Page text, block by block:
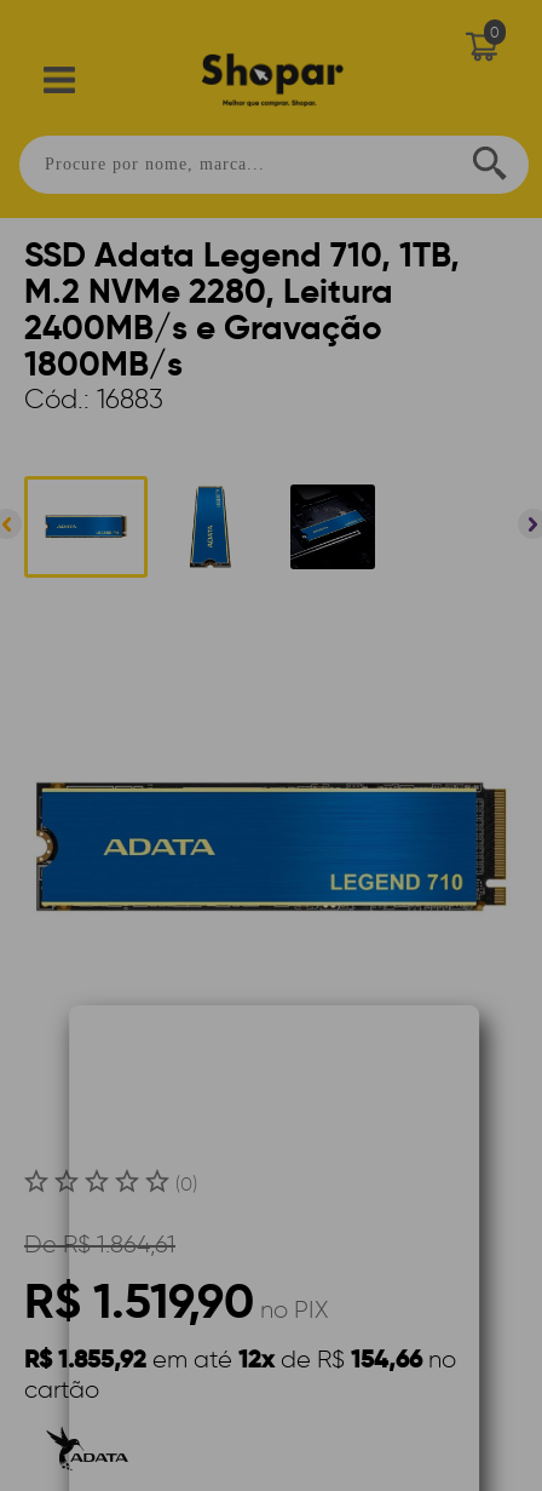
0
SSD Adata Legend 710, 1TB,
M.2 NVMe 2280, Leitura
2400MB/s e Gravação
1800MB/s
Cód.: 16883
(0)
DeR$ 1.864,61
R$ 1.519,90 no PIX
R$ 1.855,92 em até 12xde R$ 154,66no
cartão